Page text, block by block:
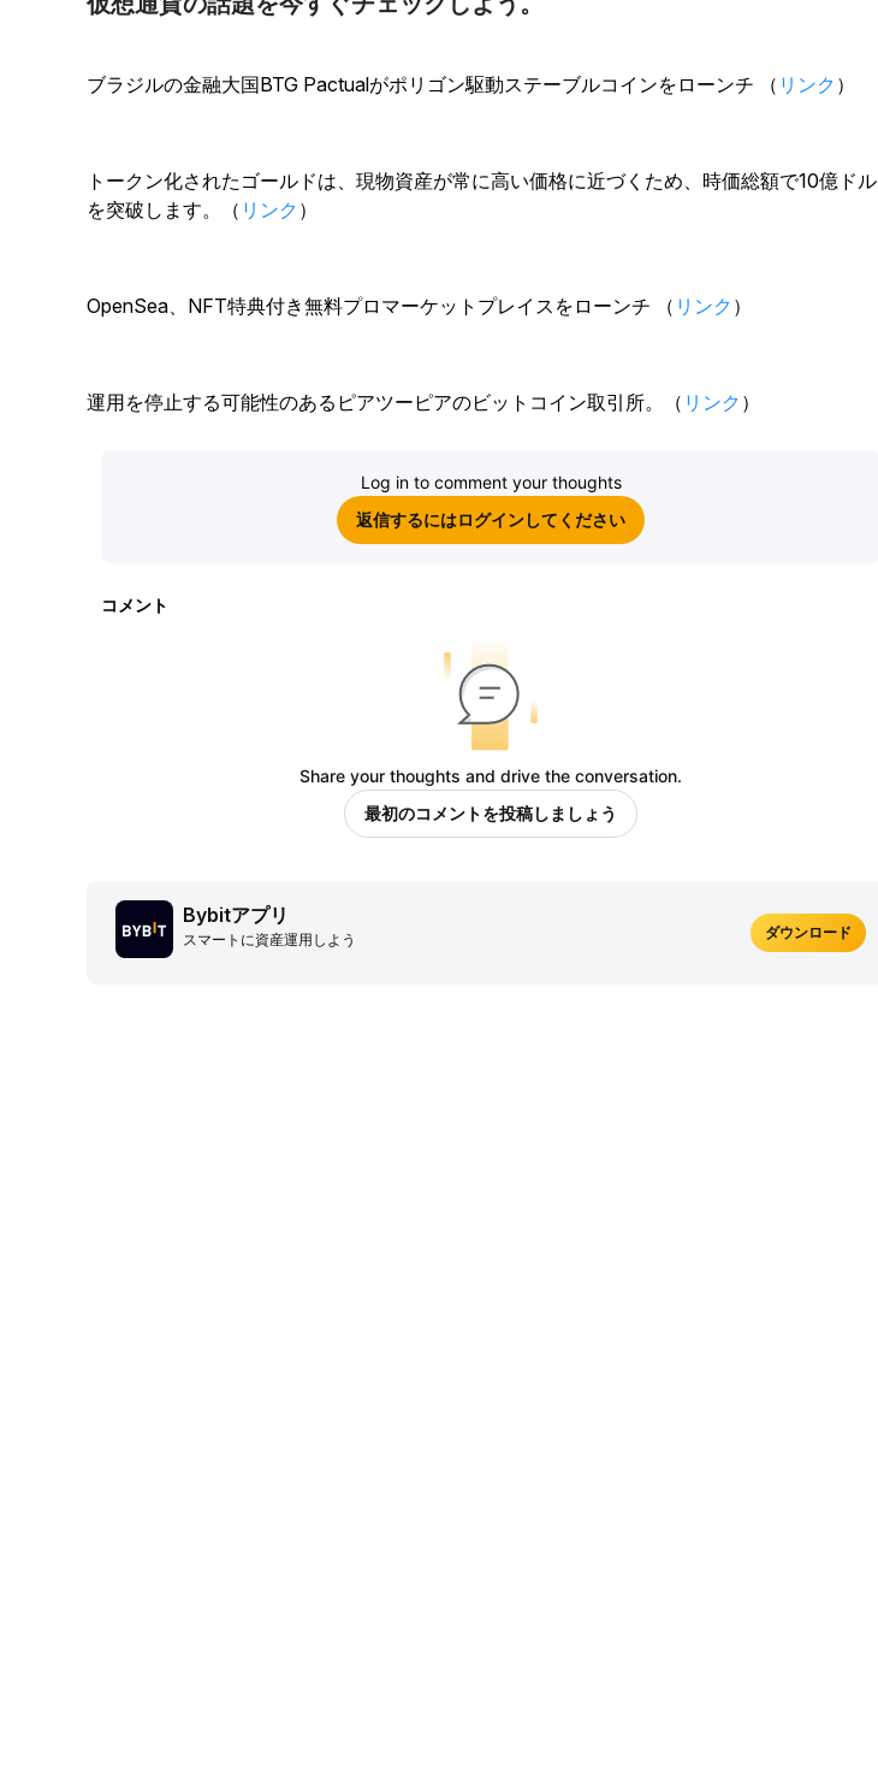
ブラジルの金融大国BTG Pactualがポリゴン駆動ステーブルコインをローンチ （ リンク ）
トークン化されたゴールドは、現物資産が常に高い価格に近づくため、時価総額で10億ドル
を突破します。（ リンク ）
OpenSea、NFT特典付き無料プロマーケットプレイスをローンチ （ リンク ）
運用を停止する可能性のあるピアツーピアのビットコイン取引所。（ リンク ）
Log in to comment your thoughts
返信するにはログインしてください
コメント
Share your thoughts and drive the conversation.
最初のコメントを投稿しましょう
Bybitアプリ
スマートに資産運用しよう ダウンロード